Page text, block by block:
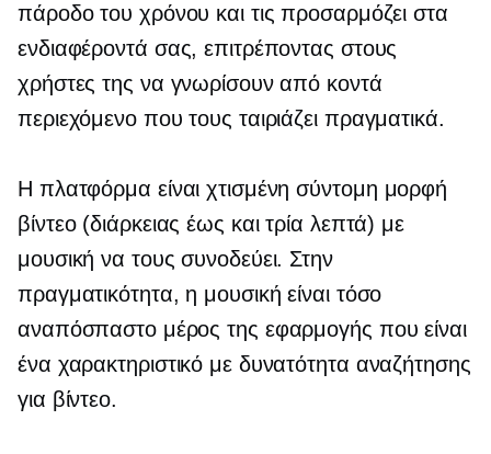
πάροδο του χρόνου και τις προσαρμόζει στα
ενδιαφέροντά σας, επιτρέποντας στους
χρήστες της να γνωρίσουν από κοντά
περιεχόμενο που τους ταιριάζει πραγματικά.
Η πλατφόρμα είναι χτισμένησύντομη μορφή
βίντεο (διάρκειας έως και τρία λεπτά) με
μουσική να τους συνοδεύει. Στην
πραγματικότητα, η μουσική είναι τόσο
αναπόσπαστο μέρος της εφαρμογής που είναι
ένα χαρακτηριστικό με δυνατότητα αναζήτησης
για βίντεο.